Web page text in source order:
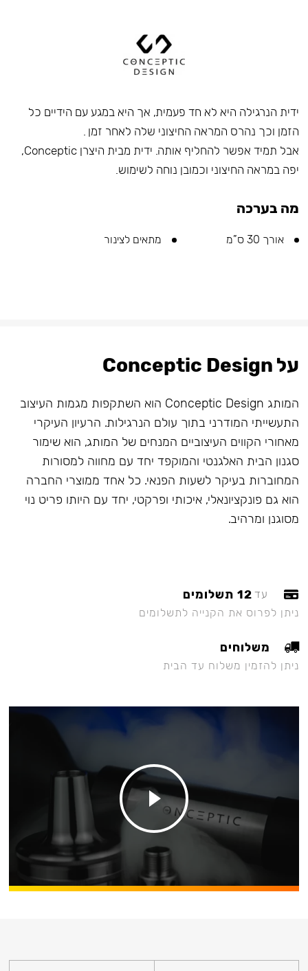
ידית הנרגילה היא לא חד פעמית, אך היא במגע עם הידיים כל
הזמן וכך נהרס המראה החיצוני שלה לאחר זמן .
אבל תמיד אפשר להחליף אותה. ידית מבית היצרן Conceptic,
יפה במראה החיצוני וכמובן נוחה לשימוש.
מה בערכה
אורך 30 ס”מ מתאים לצינור
על Conceptic Design
המותג Conceptic Design הוא השתקפות מגמות העיצוב
התעשייתי המודרני בתוך עולם הנרגילות. הרעיון העיקרי
מאחורי הקווים העיצוביים המנחים של המותג, הוא שימור
סגנון הבית האלגנטי והמוקפד יחד עם מחווה למסורות
המחוברות בעיקר לשעות הפנאי. כל אחד ממוצרי החברה
הוא גם פונקציונאלי, איכותי ופרקטי, יחד עם היותו פריט נוי
מסוגנן ומרהיב.
עד 12 תשלומים
ניתן לפרוס את הקנייה לתשלומים
משלוחים
ניתן להזמין משלוח עד הבית